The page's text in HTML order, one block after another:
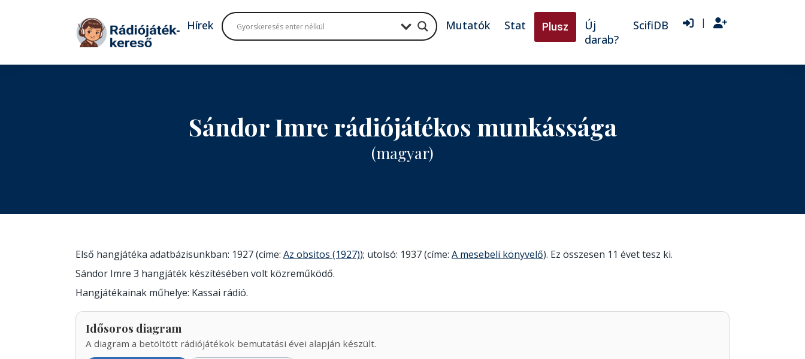
Tovább a tartalomhoz
Hírek Mutatók Stat Plusz
Új
darab?
ScifiDB |
Sándor Imre rádiójátékos munkássága
(magyar)
Első hangjátéka adatbázisunkban: 1927 (címe: Az obsitos (1927)); utolsó: 1937 (címe: A mesebeli könyvelő). Ez összesen 11 évet tesz ki.
Sándor Imre 3 hangjáték készítésében volt közreműködő.
Hangjátékainak műhelye: Kassai rádió.
Idősoros diagram
A diagram a betöltött rádiójátékok bemutatási évei alapján készült.